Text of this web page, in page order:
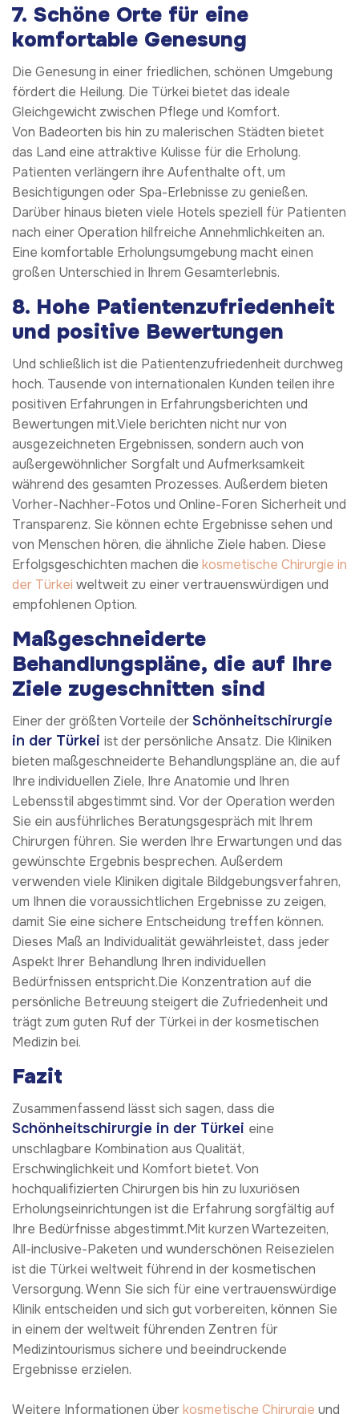
7. Schöne Orte für eine
komfortable Genesung
Die Genesung in einer friedlichen, schönen Umgebung
fördert die Heilung. Die Türkei bietet das ideale
Gleichgewicht zwischen Pflege und Komfort.
Von Badeorten bis hin zu malerischen Städten bietet
das Land eine attraktive Kulisse für die Erholung.
Patienten verlängern ihre Aufenthalte oft, um
Besichtigungen oder Spa-Erlebnisse zu genießen.
Darüber hinaus bieten viele Hotels speziell für Patienten
nach einer Operation hilfreiche Annehmlichkeiten an.
Eine komfortable Erholungsumgebung macht einen
großen Unterschied in Ihrem Gesamterlebnis.
8. Hohe Patientenzufriedenheit
und positive Bewertungen
Und schließlich ist die Patientenzufriedenheit durchweg
hoch. Tausende von internationalen Kunden teilen ihre
positiven Erfahrungen in Erfahrungsberichten und
Bewertungen mit.Viele berichten nicht nur von
ausgezeichneten Ergebnissen, sondern auch von
außergewöhnlicher Sorgfalt und Aufmerksamkeit
während des gesamten Prozesses. Außerdem bieten
Vorher-Nachher-Fotos und Online-Foren Sicherheit und
Transparenz. Sie können echte Ergebnisse sehen und
von Menschen hören, die ähnliche Ziele haben. Diese
Erfolgsgeschichten machen die kosmetische Chirurgie in
der Türkei weltweit zu einer vertrauenswürdigen und
empfohlenen Option.
Maßgeschneiderte
Behandlungspläne, die auf Ihre
Ziele zugeschnitten sind
Einer der größten Vorteile derSchönheitschirurgie
in der Türkei ist der persönliche Ansatz. Die Kliniken
bieten maßgeschneiderte Behandlungspläne an, die auf
Ihre individuellen Ziele, Ihre Anatomie und Ihren
Lebensstil abgestimmt sind. Vor der Operation werden
Sie ein ausführliches Beratungsgespräch mit Ihrem
Chirurgen führen. Sie werden Ihre Erwartungen und das
gewünschte Ergebnis besprechen. Außerdem
verwenden viele Kliniken digitale Bildgebungsverfahren,
um Ihnen die voraussichtlichen Ergebnisse zu zeigen,
damit Sie eine sichere Entscheidung treffen können.
Dieses Maß an Individualität gewährleistet, dass jeder
Aspekt Ihrer Behandlung Ihren individuellen
Bedürfnissen entspricht.Die Konzentration auf die
persönliche Betreuung steigert die Zufriedenheit und
trägt zum guten Ruf der Türkei in der kosmetischen
Medizin bei.
Fazit
Zusammenfassend lässt sich sagen, dass die
Schönheitschirurgie in der Türkei eine
unschlagbare Kombination aus Qualität,
Erschwinglichkeit und Komfort bietet. Von
hochqualifizierten Chirurgen bis hin zu luxuriösen
Erholungseinrichtungen ist die Erfahrung sorgfältig auf
Ihre Bedürfnisse abgestimmt.Mit kurzen Wartezeiten,
All-inclusive-Paketen und wunderschönen Reisezielen
ist die Türkei weltweit führend in der kosmetischen
Versorgung. Wenn Sie sich für eine vertrauenswürdige
Klinik entscheiden und sich gut vorbereiten, können Sie
in einem der weltweit führenden Zentren für
Medizintourismus sichere und beeindruckende
Ergebnisse erzielen.
Weitere Informationen überkosmetische Chirurgie und